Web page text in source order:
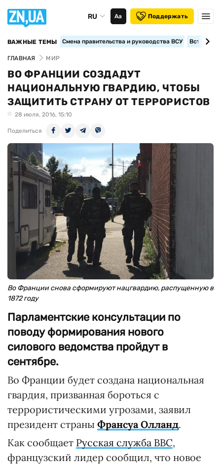
RU Аа Поддержать
ВАЖНЫЕ ТЕМЫ Смена правительства и руководства ВСУ
ГЛАВНАЯ МИР
ВО ФРАНЦИИ СОЗДАДУТ
НАЦИОНАЛЬНУЮ ГВАРДИЮ, ЧТОБЫ
ЗАЩИТИТЬ СТРАНУ ОТ ТЕРРОРИСТОВ
28 июля, 2016, 15:10
Поделиться
Во Франции снова сформируют нацгвардию, распущенную в
1872 году
Парламентские консультации по
поводу формирования нового
силового ведомства пройдут в
сентябре.
Во Франции будет создана национальная
гвардия, призванная бороться с
террористическими угрозами, заявил
президент страны Франсуа Олланд.
Как сообщает Русская служба BBC,
французский лидер сообщил, что новое